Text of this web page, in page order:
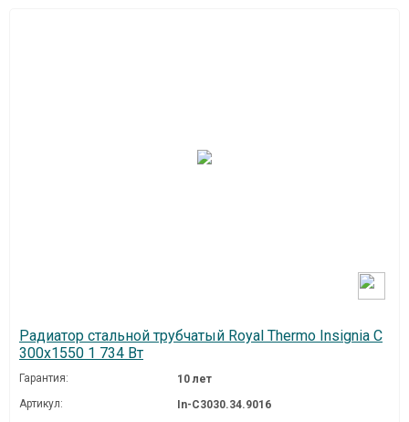
Радиатор стальной трубчатый Royal Thermo Insignia C
300x1550 1 734 Вт
Гарантия:
10 лет
Артикул:
In-C3030.34.9016